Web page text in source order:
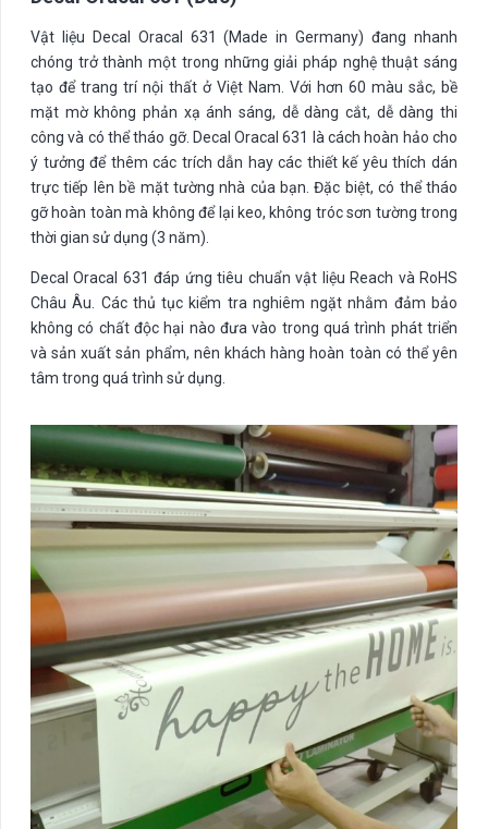
Vật liệu Decal Oracal 631 (Made in Germany) đang nhanh
chóng trở thành một trong những giải pháp nghệ thuật sáng
tạo để trang trí nội thất ở Việt Nam. Với hơn 60 màu sắc, bề
mặt mờ không phản xạ ánh sáng, dễ dàng cắt, dễ dàng thi
công và có thể tháo gỡ. Decal Oracal 631 là cách hoàn hảo cho
ý tưởng để thêm các trích dẫn hay các thiết kế yêu thích dán
trực tiếp lên bề mặt tường nhà của bạn. Đặc biệt, có thể tháo
gỡ hoàn toàn mà không để lại keo, không tróc sơn tường trong
thời gian sử dụng (3 năm).
Decal Oracal 631 đáp ứng tiêu chuẩn vật liệu Reach và RoHS
Châu Âu. Các thủ tục kiểm tra nghiêm ngặt nhằm đảm bảo
không có chất độc hại nào đưa vào trong quá trình phát triển
và sản xuất sản phẩm, nên khách hàng hoàn toàn có thể yên
tâm trong quá trình sử dụng.